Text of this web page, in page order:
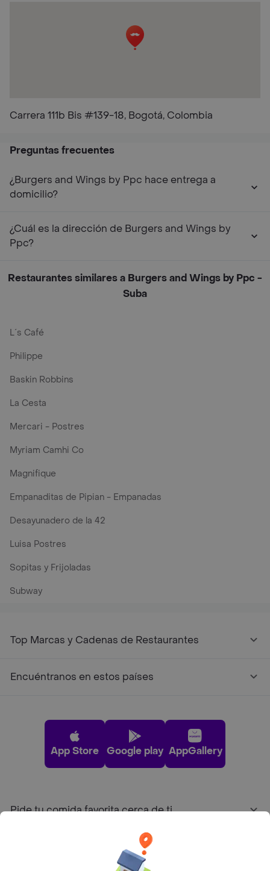
Carrera 111b Bis #139-18, Bogotá, Colombia
Preguntas frecuentes
¿Burgers and Wings by Ppc hace entrega a
domicilio?
¿Cuál es la dirección de Burgers and Wings by
Ppc?
Restaurantes similares a Burgers and Wings by Ppc -
Suba
L´s Café
Philippe
Baskin Robbins
La Cesta
Mercari - Postres
Myriam Camhi Co
Magnifique
Empanaditas de Pipian - Empanadas
Desayunadero de la 42
Luisa Postres
Sopitas y Frijoladas
Subway
Top Marcas y Cadenas de Restaurantes
Encuéntranos en estos países
App Store Google play AppGallery
Pide tu comida favorita cerca de ti